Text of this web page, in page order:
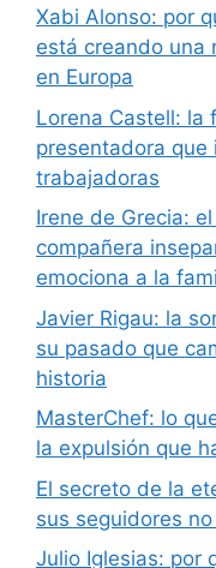
Xabi Alonso: por
está creando una
en Europa
Lorena Castell: la
presentadora que
trabajadoras
Irene de Grecia:
compañera
emociona a la
Javier Rigau: la
su pasado que
historia
MasterChef: lo
la expulsión que
El secreto de la
sus seguidores
Julio Iglesias: por